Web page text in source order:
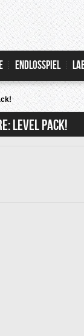
Endlosspiel
Level Pack!